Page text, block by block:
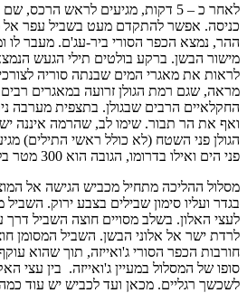
לאחר כ – 5 דקות, מגיעים לראש
כניסה. אפשר להתקדם מעט בשביל עפר אל
ההר, נמצא הכפר הסורי ביר-עג'ם. מעבר לו
מישור הבשן. ברקע בולטים תילי הגעש
לראות את מאגרי המים שבנתה סוריה
מראה, שגם רמת הגולן זרועה במאגרים
החקלאיים הרבים שבגולן. בתצפית מערבה
ואף את הר תבור. שימו לב, שהרמה איננה
פני הים ואילו בדרומו, הגובה הוא 300 מטר בלבד.
מסלול ההליכה מתחיל מכביש הגישה אל
בגדר ועליו סימון שבילים בצבע ירוק.
לעצי האלון. בשלב מסויים חוצה השביל
לרדת ישר אל אלוני הבשן. השביל המסומן
חורבות הכפר הסורי ג'ואייזה, תוך שהוא
סופו של המסלול במעיין ג'ואייזה. בין עצי
לשכשך רגליים. מכאן ועד לכביש יש עוד